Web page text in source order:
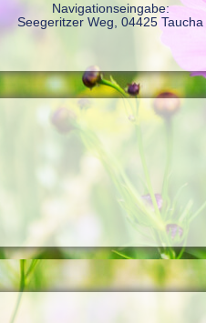
Navigationseingabe:
Seegeritzer Weg, 04425 Taucha